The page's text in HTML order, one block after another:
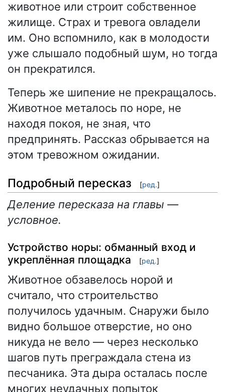
животное или строит собственное
жилище. Страх и тревога овладели
им. Оно вспомнило, как в молодости
уже слышало подобный шум, но тогда
он прекратился.
Теперь же шипение не прекращалось.
Животное металось по норе, не
находя покоя, не зная, что
предпринять. Рассказ обрывается на
этом тревожном ожидании.
Подробный пересказ [ред.]
Деление пересказа на главы —
условное.
Устройство норы: обманный вход и
укреплённая площадка
[ред.]
Животное обзавелось норой и
считало, что строительство
получилось удачным. Снаружи было
видно большое отверстие, но оно
никуда не вело — через несколько
шагов путь преграждала стена из
песчаника. Эта дыра осталась после
многих неудачных попыток